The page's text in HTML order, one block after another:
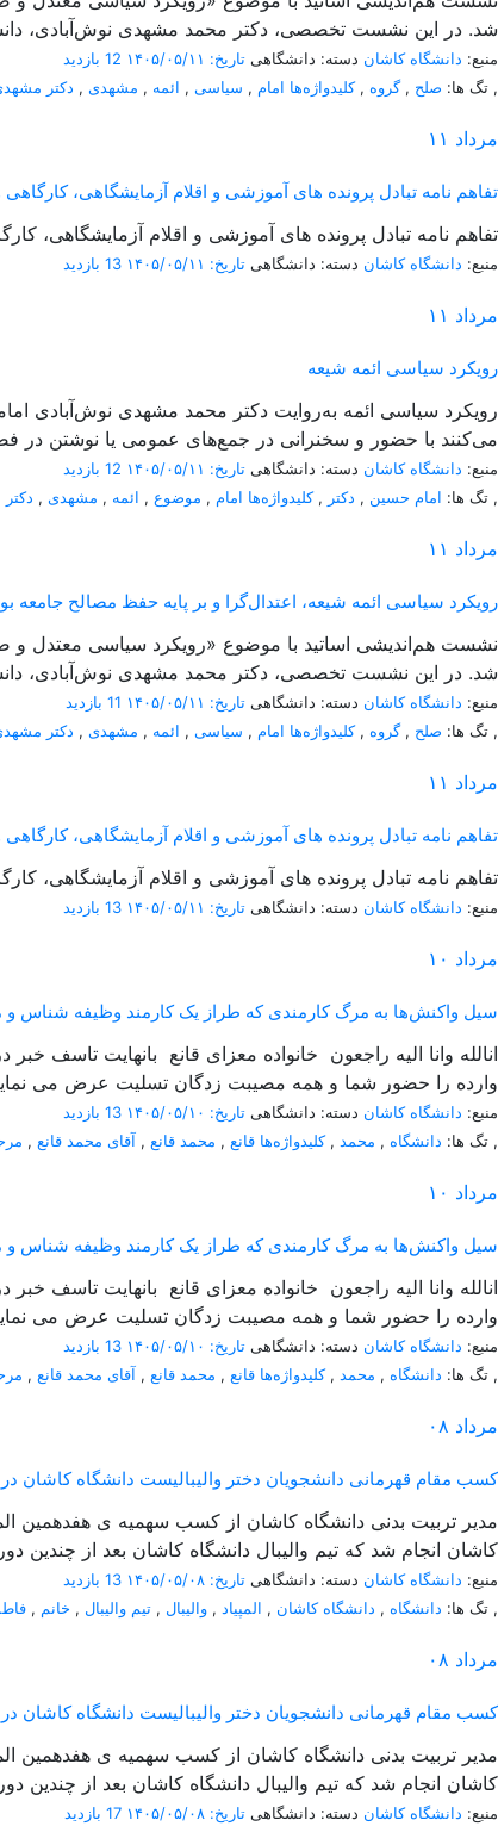
شد. در این نشست تخصصی، دکتر محمد مشهدی نوش‌آبادی،
منبع: دانشگاه کاشان دسته: دانشگاهی تاریخ: ۱۴۰۵/۰۵/۱۱
12 بازدید
تگ ها: صلح ,گروه ,کلیدواژه‌ها امام , سیاسی , ائمه , مشهدی , دکتر ,
۱۱ مرداد
تفاهم نامه تبادل پرونده‌ های آموزشی و اقلام آزمایشگاهی، کارگاهی و
تفاهم نامه تبادل پرونده‌ های آموزشی و اقلام آزمایشگاهی، کارگاهی و
منبع: دانشگاه کاشان دسته: دانشگاهی تاریخ: ۱۴۰۵/۰۵/۱۱ 13 بازدید
۱۱ مرداد
رویکرد سیاسی ائمه شیعه
می‌کنند با حضور و سخنرانی در جمع‌های عمومی یا نوشتن در
منبع: دانشگاه کاشان دسته: دانشگاهی تاریخ: ۱۴۰۵/۰۵/۱۱
12 بازدید
تگ ها: امام حسین , دکتر ,کلیدواژه‌ها امام , موضوع , ائمه , مشهدی , ,
۱۱ مرداد
رویکرد سیاسی ائمه شیعه، اعتدال‌گرا و بر پایه حفظ مصالح جامعه بو
شد. در این نشست تخصصی، دکتر محمد مشهدی نوش‌آبادی،
منبع: دانشگاه کاشان دسته: دانشگاهی تاریخ: ۱۴۰۵/۰۵/۱۱
11 بازدید
تگ ها: صلح ,گروه ,کلیدواژه‌ها امام , سیاسی , ائمه , مشهدی , دکتر ,
۱۱ مرداد
تفاهم نامه تبادل پرونده‌ های آموزشی و اقلام آزمایشگاهی، کارگاهی و
تفاهم نامه تبادل پرونده‌ های آموزشی و اقلام آزمایشگاهی، کارگاهی و
منبع: دانشگاه کاشان دسته: دانشگاهی تاریخ: ۱۴۰۵/۰۵/۱۱ 13 بازدید
۱۰ مرداد
سیل واکنش‌ها به مرگ کارمندی که طراز یک کارمند وظیفه شناس و
انالله وانا الیه راجعون خانواده معزای قانع بانهایت
وارده را حضور شما و همه مصیبت زدگان تسلیت عرض می
منبع: دانشگاه کاشان دسته: دانشگاهی تاریخ: ۱۴۰۵/۰۵/۱۰
13 بازدید
تگ ها: دانشگاه , محمد ,کلیدواژه‌ها قانع , محمد قانع , آقای محمد قانع , ,
۱۰ مرداد
سیل واکنش‌ها به مرگ کارمندی که طراز یک کارمند وظیفه شناس و
انالله وانا الیه راجعون خانواده معزای قانع بانهایت
وارده را حضور شما و همه مصیبت زدگان تسلیت عرض می
منبع: دانشگاه کاشان دسته: دانشگاهی تاریخ: ۱۴۰۵/۰۵/۱۰
13 بازدید
تگ ها: دانشگاه , محمد ,کلیدواژه‌ها قانع , محمد قانع , آقای محمد قانع , ,
۰۸ مرداد
کسب مقام قهرمانی دانشجویان دختر والیبالیست دانشگاه کاشان در
کاشان انجام شد که تیم والیبال دانشگاه کاشان بعد از چندین
منبع: دانشگاه کاشان دسته: دانشگاهی تاریخ: ۱۴۰۵/۰۵/۰۸
13 بازدید
تگ ها: دانشگاه , دانشگاه کاشان , المپیاد , والیبال , تیم والیبال , خانم , ,
۰۸ مرداد
کسب مقام قهرمانی دانشجویان دختر والیبالیست دانشگاه کاشان در
کاشان انجام شد که تیم والیبال دانشگاه کاشان بعد از چندین
منبع: دانشگاه کاشان دسته: دانشگاهی تاریخ: ۱۴۰۵/۰۵/۰۸
17 بازدید